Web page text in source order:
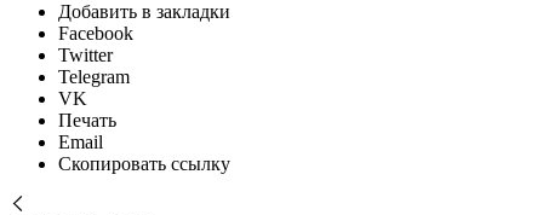
Добавить в закладки
Facebook
Twitter
Telegram
VK
Печать
Email
Скопировать ссылку